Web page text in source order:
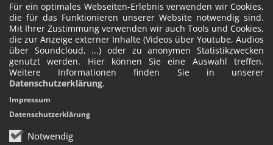
Für ein optimales Webseiten-Erlebnis verwenden wir Cookies,
die für das Funktionieren unserer Website notwendig sind.
Mit Ihrer Zustimmung verwenden wir auch Tools und Cookies,
die zur Anzeige externer Inhalte (Videos über Youtube, Audios
über Soundcloud, ...) oder zu anonymen Statistikzwecken
genutzt werden. Hier können Sie eine Auswahl treffen.
Weitere Informationen finden Sie in unserer
Datenschutzerklärung.
Notwendig
Impressum
Datenschutzerklärung